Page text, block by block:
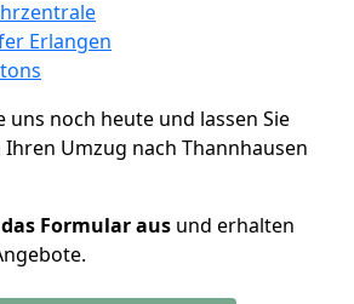
Erlangen
uns noch heute und lassen Sie
Umzug nach Thannhausen
Formular aus und erhalten